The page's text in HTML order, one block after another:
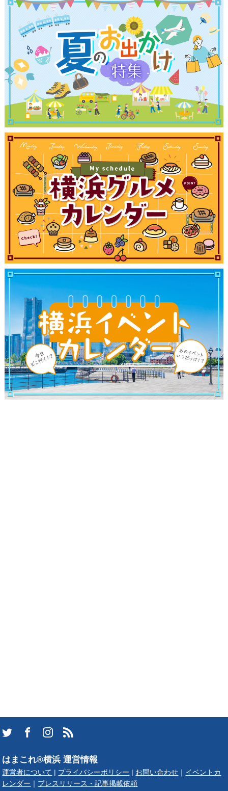
はまこれ®横浜 運営情報
運営者について | プライバシーポリシー | お問い合わせ ｜ イベントカ
レンダー ｜ プレスリリース・記事掲載依頼